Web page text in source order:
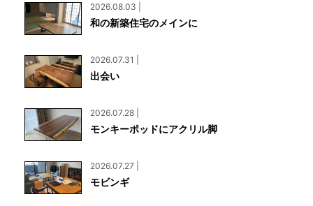
2026.08.03 |
和の新築住宅のメインに
2026.07.31 |
出会い
2026.07.28 |
モンキーポッドにアクリル脚
2026.07.27 |
モビンギ